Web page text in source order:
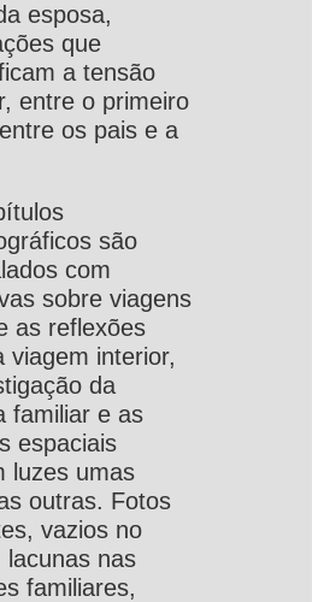
esposa,
que
a tensão
entre o primeiro
os pais e a
são
com
sobre viagens
as reflexões
viagem interior,
da
familiar e as
espaciais
luzes umas
outras. Fotos
vazios no
lacunas nas
familiares,